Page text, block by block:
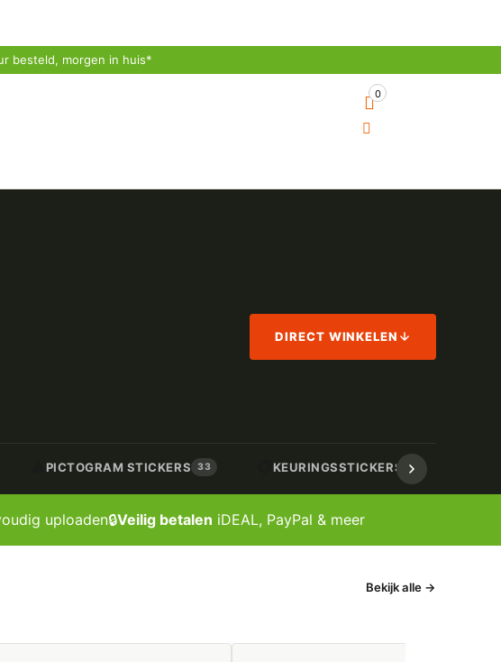
besteld, morgen in huis*
0
DIRECT WINKELEN
PICTOGRAM STICKERS 33 KEURINGSSTICKERS 17
uploaden🔒Veilig betalen iDEAL, PayPal & meer
Bekijk alle →